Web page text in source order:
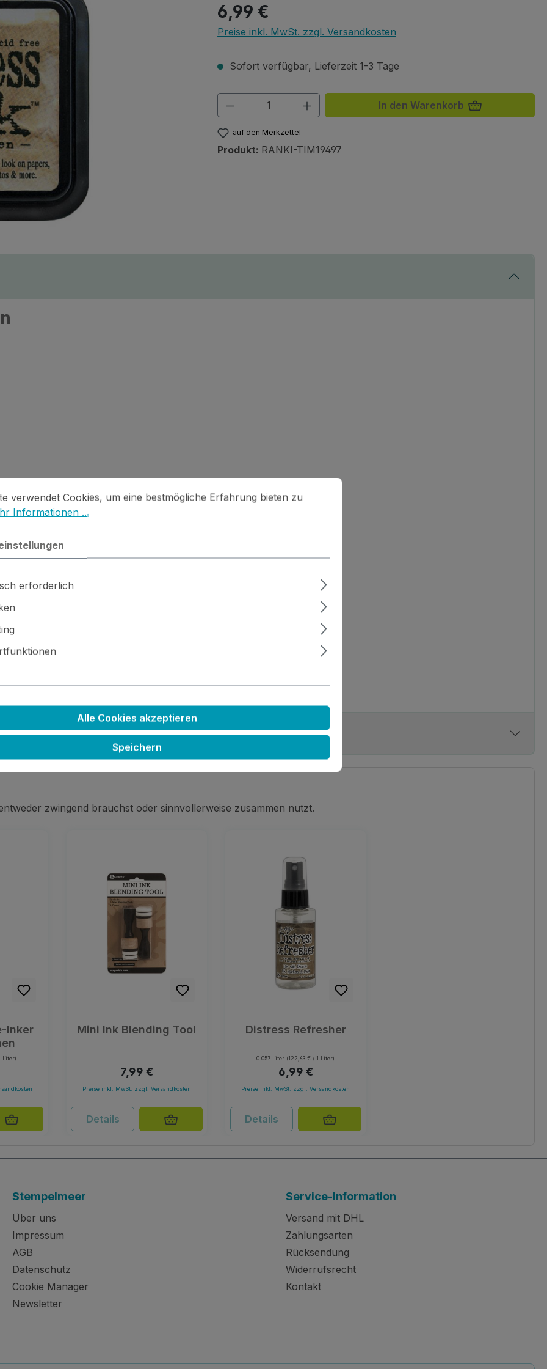
Regulärer Preis:
6,99 €
Preise inkl. MwSt. zzgl. Versandkosten
Sofort verfügbar, Lieferzeit 1-3 Tage
Produkt Anzahl: Gib den gewünschten Wert
In den Warenkorb
auf den Merkzettel
Produkt: RANKI-TIM19497
⚙️ Kleinteile / scharfe Kanten · 🚫🍴 Nicht essbar
zwingend brauchst oder sinnvollerweise zusammen nutzt.
Inker
Liter)
Preis:
Mini Ink Blending Tool
Regulärer Preis:
7,99 €
Preise inkl. MwSt. zzgl. Versandkosten
Details
Distress Refresher
0.057 Liter (122,63 € / 1 Liter)
Regulärer Preis:
6,99 €
Preise inkl. MwSt. zzgl. Versandkosten
Details
Stempelmeer
Über uns
Impressum
AGB
Datenschutz
Cookie Manager
Newsletter
Service-Information
Versand mit DHL
Zahlungsarten
Rücksendung
Widerrufsrecht
Kontakt
Cookies, um eine bestmögliche Erfahrung bieten zu können.
Mehr Informationen ...
verwendet Cookies, um eine bestmögliche Erfahrung bieten zu
Informationen ...
erforderlich
Alle Cookies akzeptieren
Speichern